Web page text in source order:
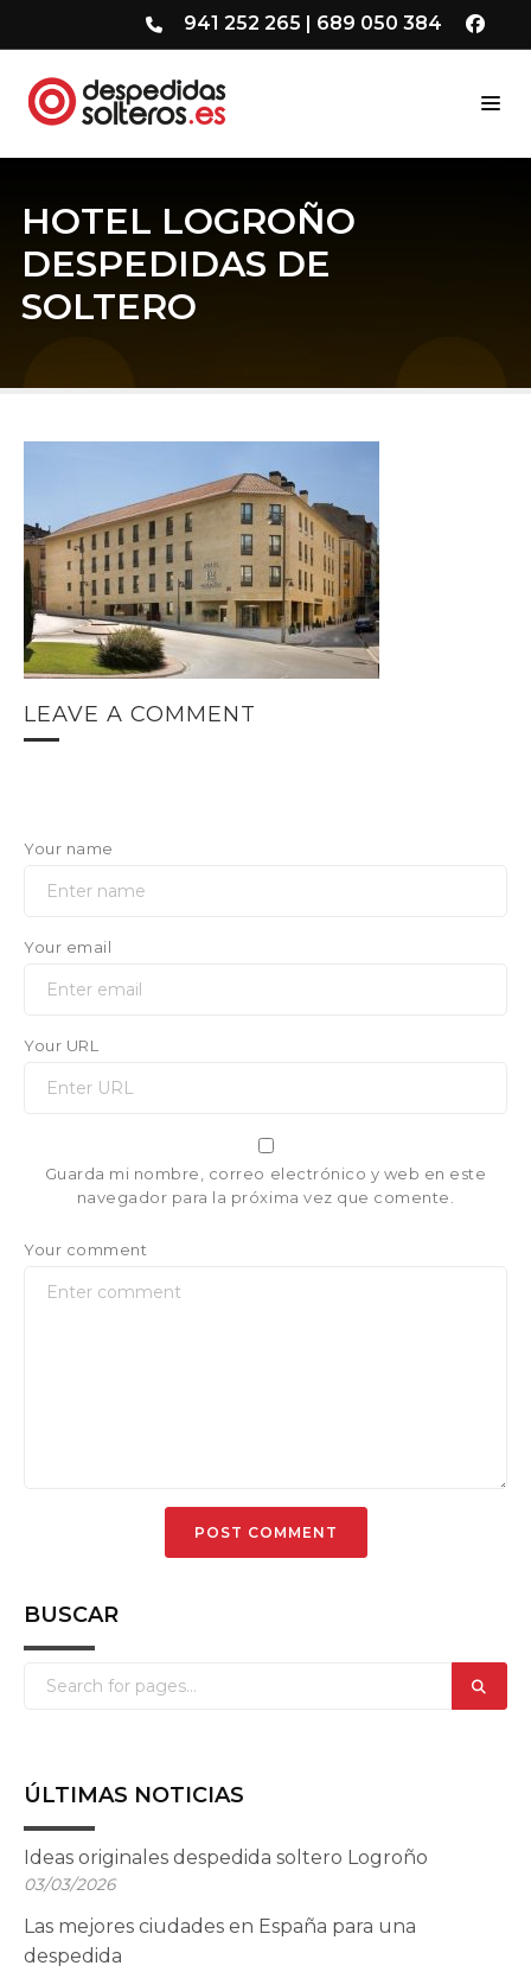
941 252 265 | 689 050 384
HOTEL LOGROÑO
DESPEDIDAS DE
SOLTERO
LEAVE A COMMENT
Your name
Your email
Your URL
Guarda mi nombre, correo electrónico y web en este
navegador para la próxima vez que comente.
Your comment
BUSCAR
ÚLTIMAS NOTICIAS
Ideas originales despedida soltero Logroño
03/03/2026
Las mejores ciudades en España para una
despedida